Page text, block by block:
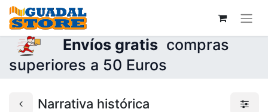
Envíos gratis compras
superiores a 50 Euros
Narrativa histórica